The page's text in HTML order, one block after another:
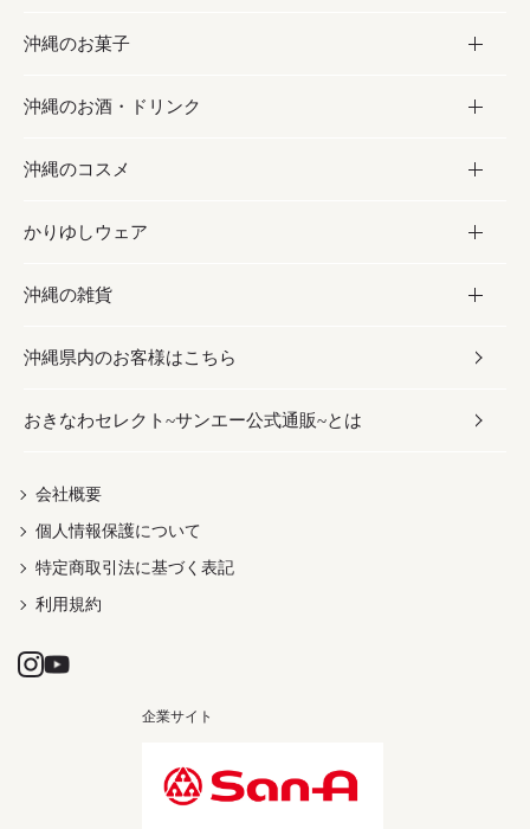
お肉
海産物
缶詰／パウチ
沖縄料理
沖縄そば／乾麺
レトルト食品
乾物／粉類
調味料
砂糖／黒砂糖
塩
お酢／ドレッシング
しょうゆ
みそ
だし／スパイス／島唐辛子
沖縄のお菓子
お菓子
黒糖
ちんすこう
伝統菓子
スナック
おつまみ
紅芋
沖縄のお酒・ドリンク
お酒・ドリンク
泡盛
ビール・チューハイ
ワイン・ウィスキー・カクテル
ドリンク
茶葉
沖縄のコスメ
コスメ
スキンケア
ボディケア
ヘアケア
UVケア
かりゆしウェア
かりゆしウェア
メンズ
レディース
沖縄の雑貨
雑貨
沖縄ファッション
伝統工芸品
沖縄県内のお客様はこちら
おきなわセレクト~サンエー公式通販~とは
会社概要
個人情報保護について
特定商取引法に基づく表記
利用規約
企業サイト